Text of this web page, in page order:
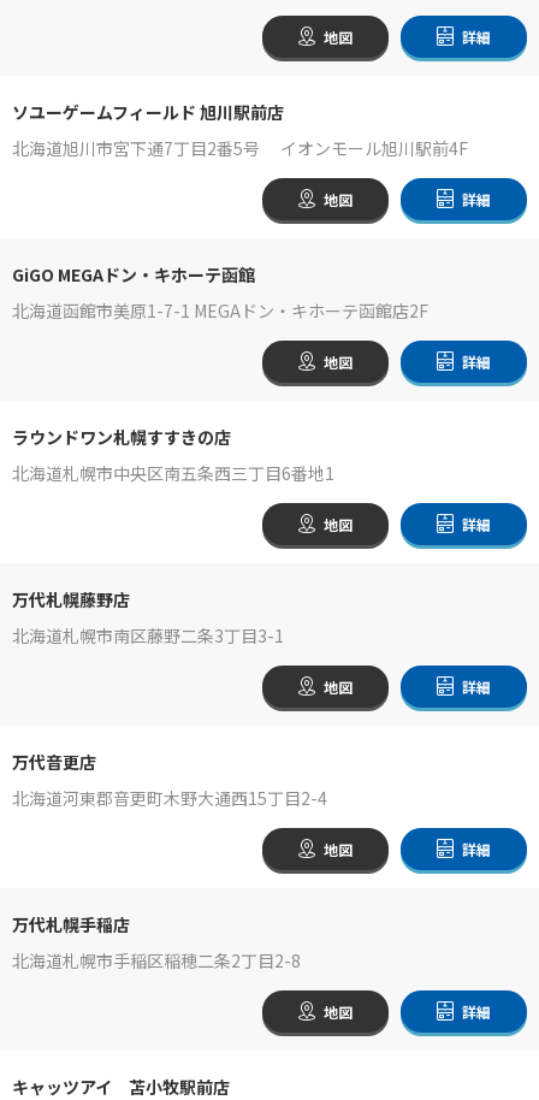
地図 詳細
ソユーゲームフィールド 旭川駅前店
北海道旭川市宮下通7丁目2番5号 イオンモール旭川駅前4F
地図 詳細
GiGO MEGAドン・キホーテ函館
北海道函館市美原1-7-1 MEGAドン・キホーテ函館店2F
地図 詳細
ラウンドワン札幌すすきの店
北海道札幌市中央区南五条西三丁目6番地1
地図 詳細
万代札幌藤野店
北海道札幌市南区藤野二条3丁目3-1
地図 詳細
万代音更店
北海道河東郡音更町木野大通西15丁目2-4
地図 詳細
万代札幌手稲店
北海道札幌市手稲区稲穂二条2丁目2-8
地図 詳細
キャッツアイ 苫小牧駅前店